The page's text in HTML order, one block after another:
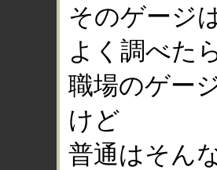
そのゲージ
よく調べた
職場のゲー
けど
普通はそん